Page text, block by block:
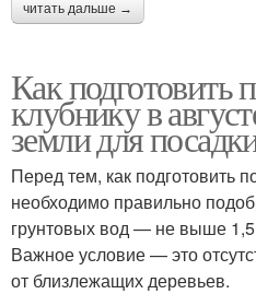
читать дальше →
Как подготовить
клубнику в
земли для
Перед тем, как подготовить
необходимо правильно
грунтовых вод — не выше
Важное условие — это
от близлежащих деревьев.